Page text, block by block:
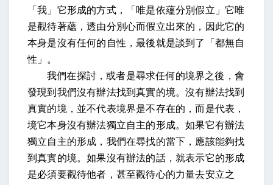
「我」它形成的方式，「唯是依蘊分別假立」它唯
是觀待著蘊，透由分別心而假立出來的，因此它的
本身是沒有任何的自性，最後就是談到了「都無自
性」。
我們在探討，或者是尋求任何的境界之後，會
發現到我們沒有辦法找到真實的境。沒有辦法找到
真實的境，並不代表境界是不存在的，而是代表，
境它本身沒有辦法獨立自主的形成。如果它有辦法
獨立自主的形成，我們在尋找的當下，應該能夠找
到真實的境。如果沒有辦法的話，就表示它的形成
是必須要觀待他者，甚至觀待心的力量去安立之